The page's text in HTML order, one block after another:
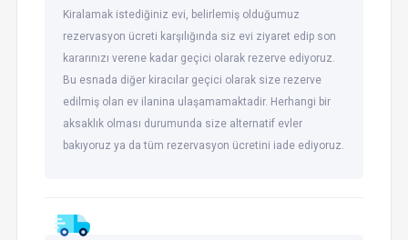
Kiralamak istediğiniz evi, belirlemiş olduğumuz
rezervasyon ücreti karşılığında siz evi ziyaret edip son
kararınızı verene kadar geçici olarak rezerve ediyoruz.
Bu esnada diğer kiracılar geçici olarak size rezerve
edilmiş olan ev ilanina ulaşamamaktadir. Herhangi bir
aksaklık olması durumunda size alternatif evler
bakıyoruz ya da tüm rezervasyon ücretini iade ediyoruz.